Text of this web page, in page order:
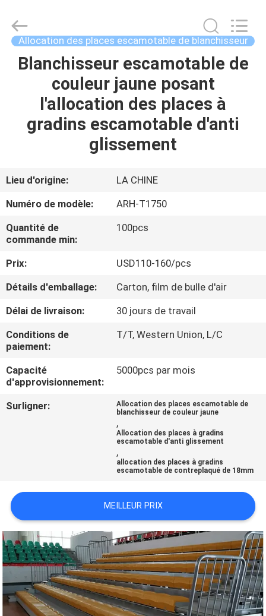
MAISON
PRODUITS
DE
NOUS
VISITE
D'USINE
CONTRÔLE
DE
QUALITÉ
CONTACTEZ-
NOUS
UNE
CITATION
PLAN
DU
SITE
Chongqing
Aireach
Commercial
Co.,Ltd.
Reserved.
Allocation des places escamotable de blanchisseur
Blanchisseur escamotable de
couleur jaune posant
l'allocation des places à
gradins escamotable d'anti
glissement
Lieu d'origine:
LA CHINE
Numéro de modèle:
ARH-T1750
Quantité de
commande min:
100pcs
Prix:
USD110-160/pcs
Détails d'emballage:
Carton, film de bulle d'air
Délai de livraison:
30 jours de travail
Conditions de
paiement:
T/T, Western Union, L/C
Capacité
d'approvisionnement:
5000pcs par mois
Surligner:
Allocation des places escamotable de
blanchisseur de couleur jaune
,
Allocation des places à gradins
escamotable d'anti glissement
,
allocation des places à gradins
escamotable de contreplaqué de 18mm
MEILLEUR PRIX